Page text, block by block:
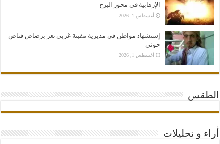
الإرهابية في محور البرح
أغسطس 1, 2026
إستشهاد مواطن في مديرية مقبنة غربي تعز برصاص قناص
حوثي
أغسطس 1, 2026
الطقس
أراء و تحليلات